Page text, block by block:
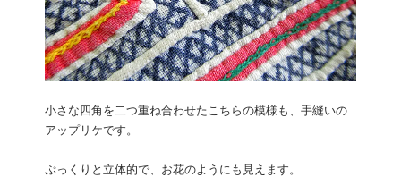
小さな四角を二つ重ね合わせたこちらの模様も、手縫いの
アップリケです。
ぷっくりと立体的で、お花のようにも見えます。